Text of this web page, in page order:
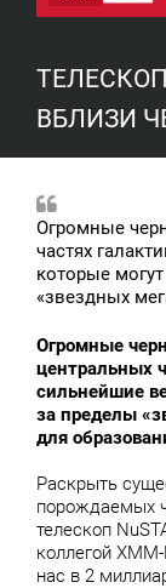
ВБЛИЗИ
Огромные
частях
которые
«звездных
Огромные
центральных
сильнейшие
за пределы
для
Раскрыть
порождаемых
телескоп
коллегой
нас в 2